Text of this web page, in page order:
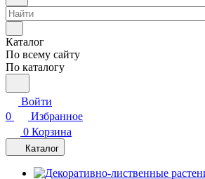
Каталог
По всему сайту
По каталогу
Войти
0
Избранное
0 Корзина
Каталог